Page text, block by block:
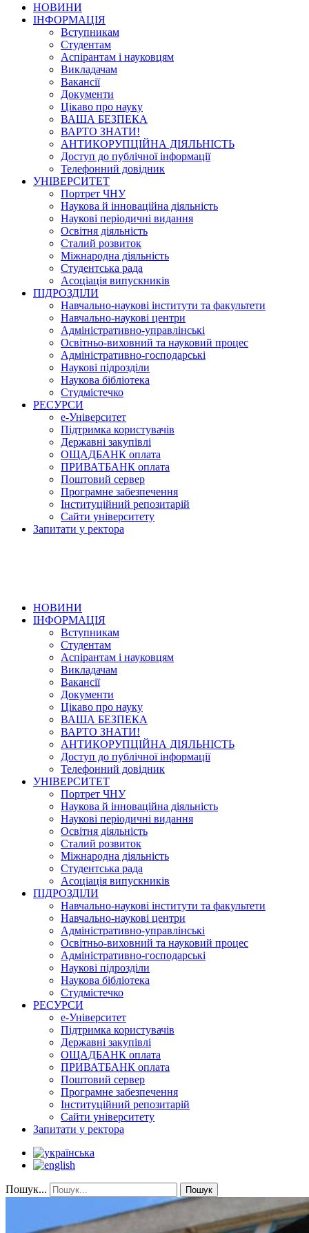
НОВИНИ
ІНФОРМАЦІЯ
Вступникам
Студентам
Аспірантам і науковцям
Викладачам
Вакансії
Документи
Цікаво про науку
ВАША БЕЗПЕКА
ВАРТО ЗНАТИ!
АНТИКОРУПЦІЙНА ДІЯЛЬНІСТЬ
Доступ до публічної інформації
Телефонний довідник
УНІВЕРСИТЕТ
Портрет ЧНУ
Наукова й інноваційна діяльність
Наукові періодичні видання
Освітня діяльність
Сталий розвиток
Міжнародна діяльність
Студентська рада
Асоціація випускників
ПІДРОЗДІЛИ
Навчально-наукові інститути та факультети
Навчально-наукові центри
Адміністративно-управлінські
Освітньо-виховний та науковий процес
Адміністративно-господарські
Наукові підрозділи
Наукова бібліотека
Студмістечко
РЕСУРСИ
е-Університет
Підтримка користувачів
Державні закупівлі
ОЩАДБАНК оплата
ПРИВАТБАНК оплата
Поштовий сервер
Програмне забезпечення
Інституційний репозитарій
Сайти університету
Запитати у ректора
НОВИНИ
ІНФОРМАЦІЯ
Вступникам
Студентам
Аспірантам і науковцям
Викладачам
Вакансії
Документи
Цікаво про науку
ВАША БЕЗПЕКА
ВАРТО ЗНАТИ!
АНТИКОРУПЦІЙНА ДІЯЛЬНІСТЬ
Доступ до публічної інформації
Телефонний довідник
УНІВЕРСИТЕТ
Портрет ЧНУ
Наукова й інноваційна діяльність
Наукові періодичні видання
Освітня діяльність
Сталий розвиток
Міжнародна діяльність
Студентська рада
Асоціація випускників
ПІДРОЗДІЛИ
Навчально-наукові інститути та факультети
Навчально-наукові центри
Адміністративно-управлінські
Освітньо-виховний та науковий процес
Адміністративно-господарські
Наукові підрозділи
Наукова бібліотека
Студмістечко
РЕСУРСИ
е-Університет
Підтримка користувачів
Державні закупівлі
ОЩАДБАНК оплата
ПРИВАТБАНК оплата
Поштовий сервер
Програмне забезпечення
Інституційний репозитарій
Сайти університету
Запитати у ректора
Пошук... Пошук